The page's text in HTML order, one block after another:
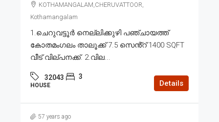
KOTHAMANGALAM,CHERUVATTOOR,
Kothamangalam
1.ചെറുവട്ടൂർ നെല്ലിക്കുഴി പഞ്ചായത്ത്
കോതമംഗലം താലൂക്ക് 7.5 സെൻ്റ് 1400 SQFT
വീട് വില്പനക്ക്. 2.വില...
32043 3
HOUSE Details
57 years ago